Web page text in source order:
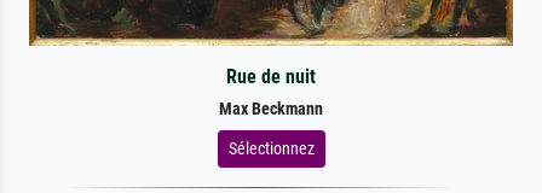
Rue de nuit
Max Beckmann
Sélectionnez